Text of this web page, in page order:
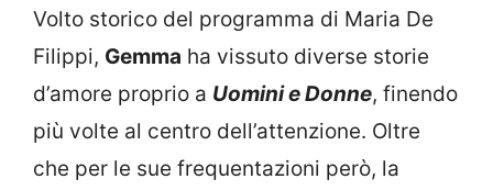
Volto storico del programma di Maria De
Filippi, Gemma ha vissuto diverse storie
d’amore proprio a Uomini e Donne, finendo
più volte al centro dell’attenzione. Oltre
che per le sue frequentazioni però, la